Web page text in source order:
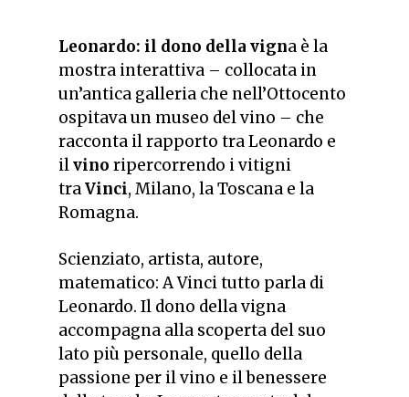
Leonardo: il dono della vigna è la
mostra interattiva – collocata in
un’antica galleria che nell’Ottocento
ospitava un museo del vino – che
racconta il rapporto tra Leonardo e
ilvino ripercorrendo i vitigni
traVinci, Milano, la Toscana e la
Romagna.
Scienziato, artista, autore,
matematico: A Vinci tutto parla di
Leonardo. Il dono della vigna
accompagna alla scoperta del suo
lato più personale, quello della
passione per il vino e il benessere